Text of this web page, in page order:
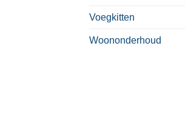
Voegkitten
Woononderhoud